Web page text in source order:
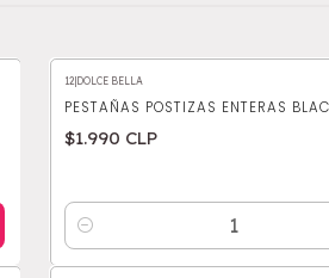
12 DOLCE BELLA
PESTAÑAS POSTIZAS ENTERAS
$1.990 CLP
Cantidad